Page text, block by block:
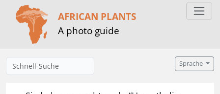
AFRICAN PLANTS
A photo guide
Sprache